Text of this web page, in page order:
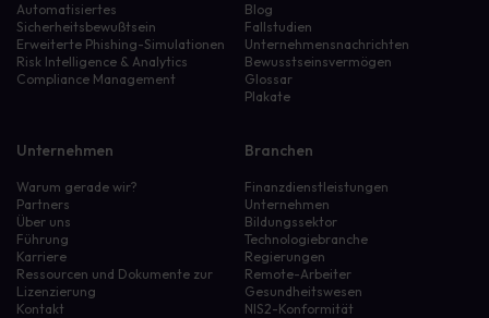
Automatisiertes
Sicherheitsbewußtsein
Erweiterte Phishing-Simulationen
Risk Intelligence & Analytics
Compliance Management
Blog
Fallstudien
Unternehmensnachrichten
Bewusstseinsvermögen
Glossar
Plakate
Unternehmen
Warum gerade wir?
Partners
Über uns
Führung
Karriere
Ressourcen und Dokumente zur
Lizenzierung
Kontakt
Branchen
Finanzdienstleistungen
Unternehmen
Bildungssektor
Technologiebranche
Regierungen
Remote-Arbeiter
Gesundheitswesen
NIS2-Konformität